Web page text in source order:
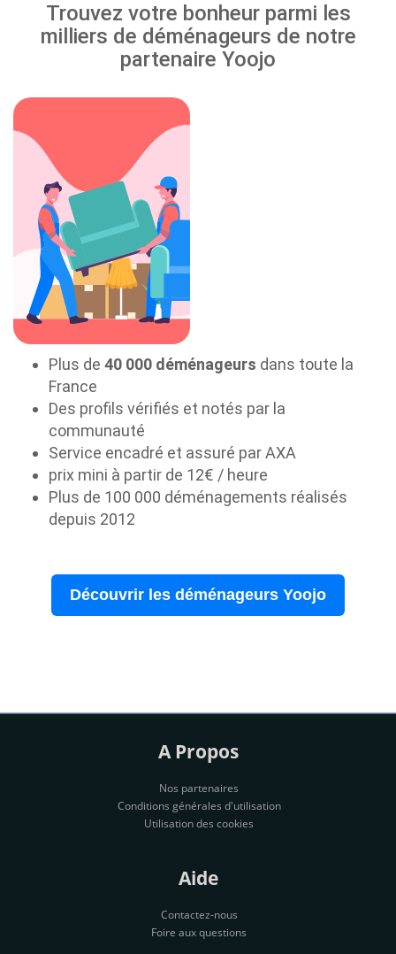
Trouvez votre bonheur parmi les
milliers de déménageurs de notre
partenaire Yoojo
Plus de 40 000 déménageurs dans toute la
France
Des profils vérifiés et notés par la
communauté
Service encadré et assuré par AXA
prix mini à partir de 12€ / heure
Plus de 100 000 déménagements réalisés
depuis 2012
Découvrir les déménageurs Yoojo
A Propos
Nos partenaires
Conditions générales d'utilisation
Utilisation des cookies
Aide
Contactez-nous
Foire aux questions